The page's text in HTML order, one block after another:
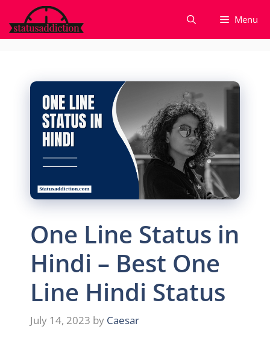
to
content
Menu
One Line Status in
Hindi – Best One
Line Hindi Status
July 14, 2023 by Caesar